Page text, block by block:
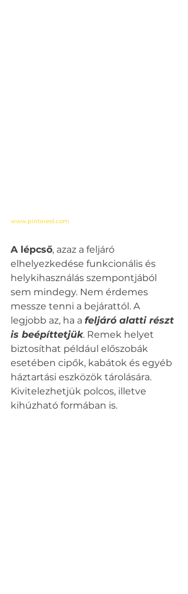
www.pinterest.com
A lépcső, azaz a feljáró
elhelyezkedése funkcionális és
helykihasználás szempontjából
sem mindegy. Nem érdemes
messze tenni a bejárattól. A
legjobb az, ha a feljáró alatti részt
is beépíttetjük. Remek helyet
biztosíthat például előszobák
esetében cipők, kabátok és egyéb
háztartási eszközök tárolására.
Kivitelezhetjük polcos, illetve
kihúzható formában is.